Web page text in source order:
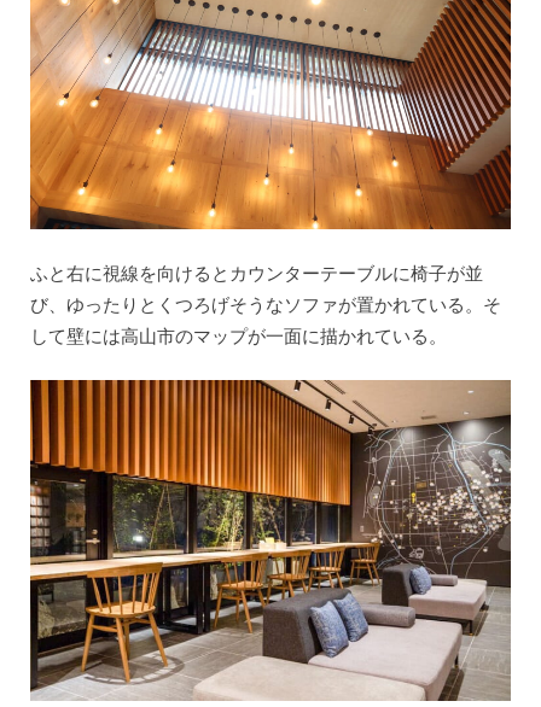
ふと右に視線を向けるとカウンターテーブルに椅子が並
び、ゆったりとくつろげそうなソファが置かれている。そ
して壁には高山市のマップが一面に描かれている。